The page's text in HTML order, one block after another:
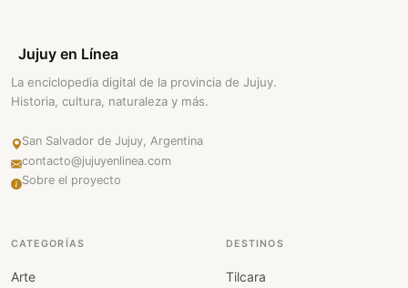
Jujuy en Línea
La enciclopedia digital de la provincia de Jujuy.
Historia, cultura, naturaleza y más.
San Salvador de Jujuy, Argentina
contacto@jujuyenlinea.com
Sobre el proyecto
CATEGORÍAS
Arte
DESTINOS
Tilcara